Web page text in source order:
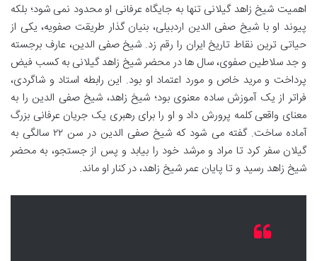
اهمیت شیخ زاهد گیلانی تنها به جایگاه عرفانی او محدود نمی شود؛ بلکه
پیوند او با شیخ صفی الدین اردبیلی، بنیان گذار طریقت صفویه، یکی از
حیاتی ترین نقاط تاریخ ایران را رقم زد. شیخ صفی الدین، عارف برجسته
و جد سلاطین صفوی، سال ها در محضر شیخ زاهد گیلانی به کسب فیض
پرداخت و مرید خاص و مورد اعتماد او بود. این رابطه استاد و شاگردی،
فراتر از یک آموزش ساده معنوی بود؛ شیخ زاهد، شیخ صفی الدین را به
معنای واقعی کلمه پرورش داد و او را برای رهبری یک جریان عرفانی بزرگ
آماده ساخت. گفته می شود که شیخ صفی الدین در سن ۲۲ سالگی به
گیلان سفر کرد تا مراد و مرشد خود را بیابد و پس از جستجو، به محضر
شیخ زاهد رسید و تا پایان عمر شیخ زاهد، در کنار او ماند.